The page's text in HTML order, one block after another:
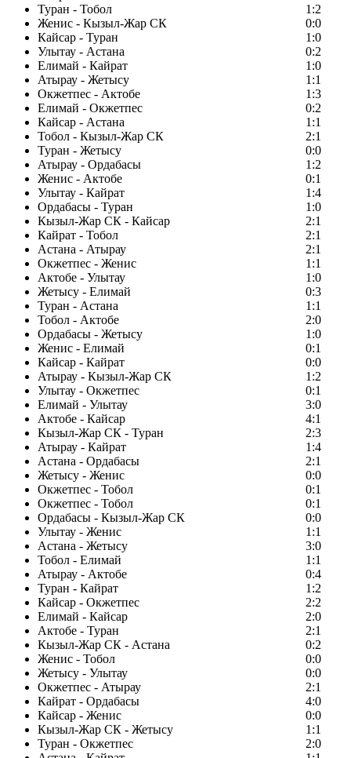
Туран - Тобол
1:2
Женис - Кызыл-Жар СК
0:0
Кайсар - Туран
1:0
Улытау - Астана
0:2
Елимай - Кайрат
1:0
Атырау - Жетысу
1:1
Окжетпес - Актобе
1:3
Елимай - Окжетпес
0:2
Кайсар - Астана
1:1
Тобол - Кызыл-Жар СК
2:1
Туран - Жетысу
0:0
Атырау - Ордабасы
1:2
Женис - Актобе
0:1
Улытау - Кайрат
1:4
Ордабасы - Туран
1:0
Кызыл-Жар СК - Кайсар
2:1
Кайрат - Тобол
2:1
Астана - Атырау
2:1
Окжетпес - Женис
1:1
Актобе - Улытау
1:0
Жетысу - Елимай
0:3
Туран - Астана
1:1
Тобол - Актобе
2:0
Ордабасы - Жетысу
1:0
Женис - Елимай
0:1
Кайсар - Кайрат
0:0
Атырау - Кызыл-Жар СК
1:2
Улытау - Окжетпес
0:1
Елимай - Улытау
3:0
Актобе - Кайсар
4:1
Кызыл-Жар СК - Туран
2:3
Атырау - Кайрат
1:4
Астана - Ордабасы
2:1
Жетысу - Женис
0:0
Окжетпес - Тобол
0:1
Окжетпес - Тобол
0:1
Ордабасы - Кызыл-Жар СК
0:0
Улытау - Женис
1:1
Астана - Жетысу
3:0
Тобол - Елимай
1:1
Атырау - Актобе
0:4
Туран - Кайрат
1:2
Кайсар - Окжетпес
2:2
Елимай - Кайсар
2:0
Актобе - Туран
2:1
Кызыл-Жар СК - Астана
0:2
Женис - Тобол
0:0
Жетысу - Улытау
0:0
Окжетпес - Атырау
2:1
Кайрат - Ордабасы
4:0
Кайсар - Женис
0:0
Кызыл-Жар СК - Жетысу
1:1
Туран - Окжетпес
2:0